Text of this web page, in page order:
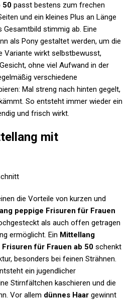
50 passt bestens zum frechen
und ein kleines Plus an Länge
stimmig ab. Eine
als Pony gestaltet werden, um die
Variante wirkt selbstbewusst,
ohne viel Aufwand in der
verschiedene
Mal streng nach hinten gegelt,
So entsteht immer wieder ein
und frisch wirkt.
mit
die Vorteile von kurzen und
peppige Frisuren für Frauen
als auch offen getragen
ermöglicht. Ein Mittellang
für Frauen ab 50 schenkt
besonders bei feinen Strähnen.
ein jugendlicher
Stirnfältchen kaschieren und die
Vor allem dünnes Haar gewinnt